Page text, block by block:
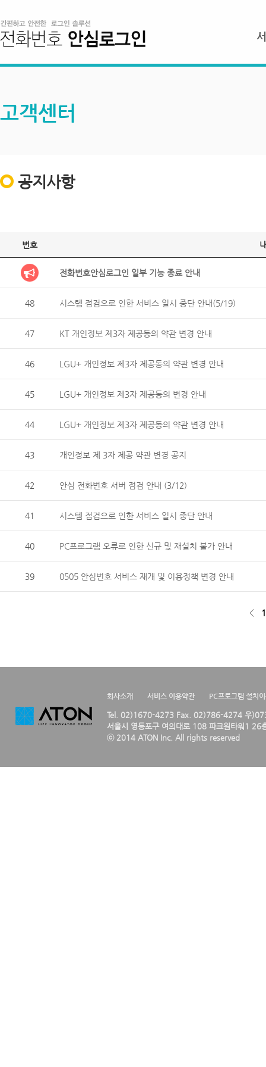
고객센터
공지사항
번호
전화번호안심로그인 일부 기능 종료 안내
48 시스템 점검으로 인한 서비스 일시 중단 안내(5/19)
47 KT 개인정보 제3자 제공동의 약관 변경 안내
46 LGU+ 개인정보 제3자 제공동의 약관 변경 안내
45 LGU+ 개인정보 제3자 제공동의 변경 안내
44 LGU+ 개인정보 제3자 제공동의 약관 변경 안내
43 개인정보 제 3자 제공 약관 변경 공지
42 안심 전화번호 서버 점검 안내 (3/12)
41 시스템 점검으로 인한 서비스 일시 중단 안내
40 PC프로그램 오류로 인한 신규 및 재설치 불가 안내
39 0505 안심번호 서비스 재개 및 이용정책 변경 안내
< 1
회사소개 서비스 이용약관 PC프로그램 설치
Tel. 02)1670-4273 Fax. 02)786-4274 우
서울시 영등포구 여의대로 108 파크원타워1 26
ⓒ 2014 ATON Inc. All rights reserved